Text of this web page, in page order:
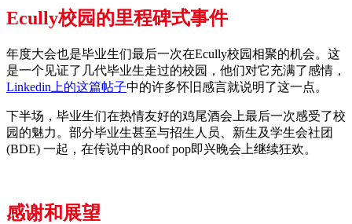
Ecully校园的里程碑式事件
年度大会也是毕业生们最后一次在Ecully校园相聚的机会。这
是一个见证了几代毕业生走过的校园，他们对它充满了感情，
Linkedin上的这篇帖子中的许多怀旧感言就说明了这一点。
下半场，毕业生们在热情友好的鸡尾酒会上最后一次感受了校
园的魅力。部分毕业生甚至与招生人员、新生及学生会社团
(BDE) 一起，在传说中的Roof pop即兴晚会上继续狂欢。
感谢和展望